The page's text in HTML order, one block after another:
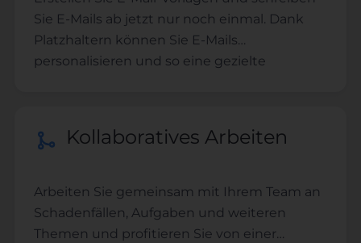
Sie E-Mails ab jetzt nur noch einmal. Dank
Platzhaltern können Sie E-Mails
personalisieren und so eine gezielte
Kollaboratives Arbeiten
Arbeiten Sie gemeinsam mit Ihrem Team an
Schadenfällen, Aufgaben und weiteren
Themen und profitieren Sie von einer